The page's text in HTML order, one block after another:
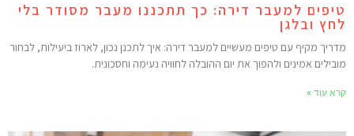
למעבר דירה: כך תתכננו מעבר מסודר בלי
ובלגן
מקיף עם טיפים מעשיים למעבר דירה: איך לתכנן נכון, לארוז ביעילות, לבחור
אמינים ולהפוך את יום ההובלה לחוויה נעימה וחסכונית.
עוד »